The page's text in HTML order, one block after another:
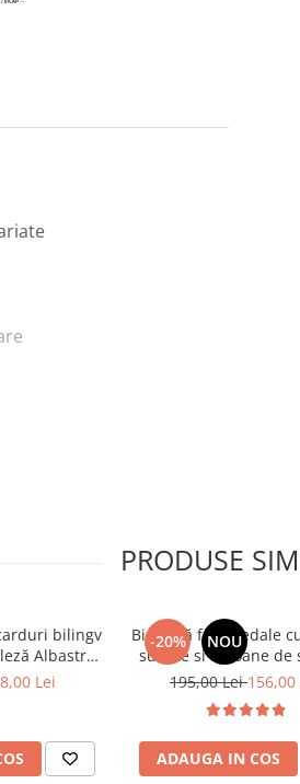
bebeluși
PRODUSE
bilingv
Albastru
cuvinte)
Lei
-20% NOU
Bicicletă fără pedale
sunete si baloane de
roz
195,00 Lei156,00
ADAUGA IN COS